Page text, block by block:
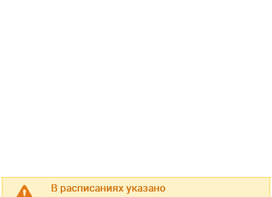
В расписаниях указано